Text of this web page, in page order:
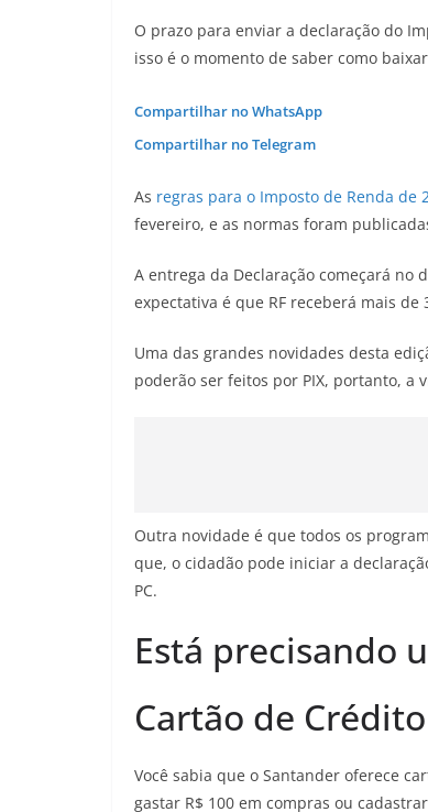
O prazo para enviar a declaração do
isso é o momento de saber como
Compartilhar no WhatsApp
Compartilhar no Telegram
As regras para o Imposto de Renda de
fevereiro, e as normas foram
A entrega da Declaração começará no
expectativa é que RF receberá mais
Uma das grandes novidades desta
poderão ser feitos por PIX, portanto, a
Outra novidade é que todos os
que, o cidadão pode iniciar a
PC.
Está precisando
Cartão de
Você sabia que o Santander oferece
gastar R$ 100 em compras ou